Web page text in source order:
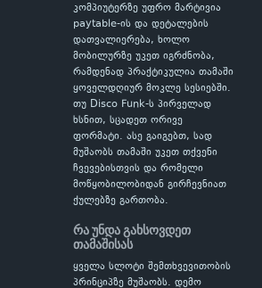
კომპიუტერზე უფრო მარტივია
paytable-ის და დეტალების
დათვალიერება, ხოლო
მობილურზე უკეთ იგრძნობა,
რამდენად პრაქტიკულია თამაში
ყოველდღიურ მოკლე სესიებში.
თუ Disco Funk-ს პირველად
ხსნით, სცადეთ ორივე
ფორმატი. ასე გაიგებთ, სად
მუშაობს თამაში უკეთ თქვენი
ჩვევებისთვის და რომელი
მოწყობილობიდან გირჩევნიათ
ქულებზე გართობა.
რა უნდა გახსოვდეთ
თამაშისას
ყველა სლოტი შემთხვევითობის
პრინციპზე მუშაობს. დემო